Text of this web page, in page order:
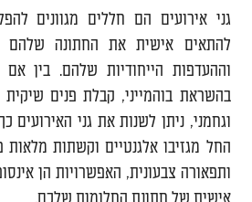
גני אירועים הם חללים מגוונים
להתאים אישית את החתונה שלהם
וההעדפות הייחודיות שלהם. בין
בהשראת בוהמייני, קבלת פנים שיקית
וגחמני, ניתן לשנות את גני האירועים
החל מגזיבו אלגנטיים וקשתות מלאות
ותפאורה צבעונית, האפשרויות הן